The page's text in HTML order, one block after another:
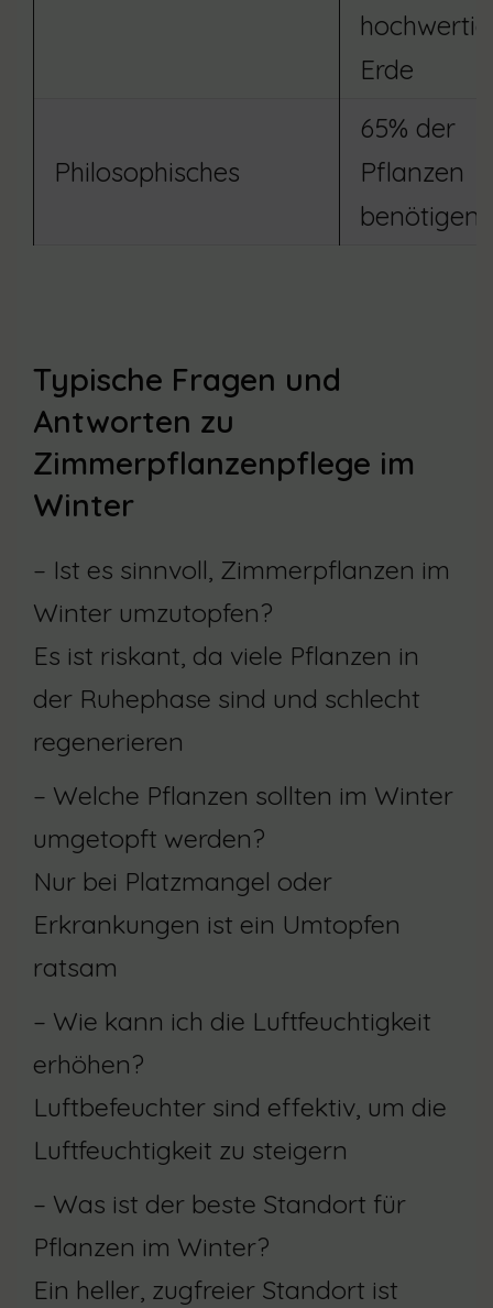
Erde
Philosophisches
65% der
Pflanzen
benötigen
Typische Fragen und
Antworten zu
Zimmerpflanzenpflege im
Winter
– Ist es sinnvoll, Zimmerpflanzen im
Winter umzutopfen?
Es ist riskant, da viele Pflanzen in
der Ruhephase sind und schlecht
regenerieren
– Welche Pflanzen sollten im Winter
umgetopft werden?
Nur bei Platzmangel oder
Erkrankungen ist ein Umtopfen
ratsam
– Wie kann ich die Luftfeuchtigkeit
erhöhen?
Luftbefeuchter sind effektiv, um die
Luftfeuchtigkeit zu steigern
– Was ist der beste Standort für
Pflanzen im Winter?
Ein heller, zugfreier Standort ist